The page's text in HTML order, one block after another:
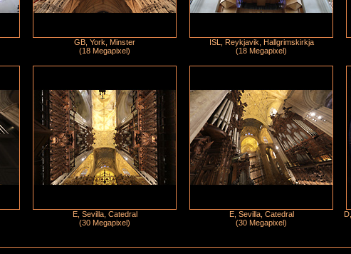
GB, York, Minster
(18 Megapixel)
ISL, Reykjavik, Hallgrimskirkja
(18 Megapixel)
E, Sevilla, Catedral
(30 Megapixel)
E, Sevilla, Catedral
(30 Megapixel)